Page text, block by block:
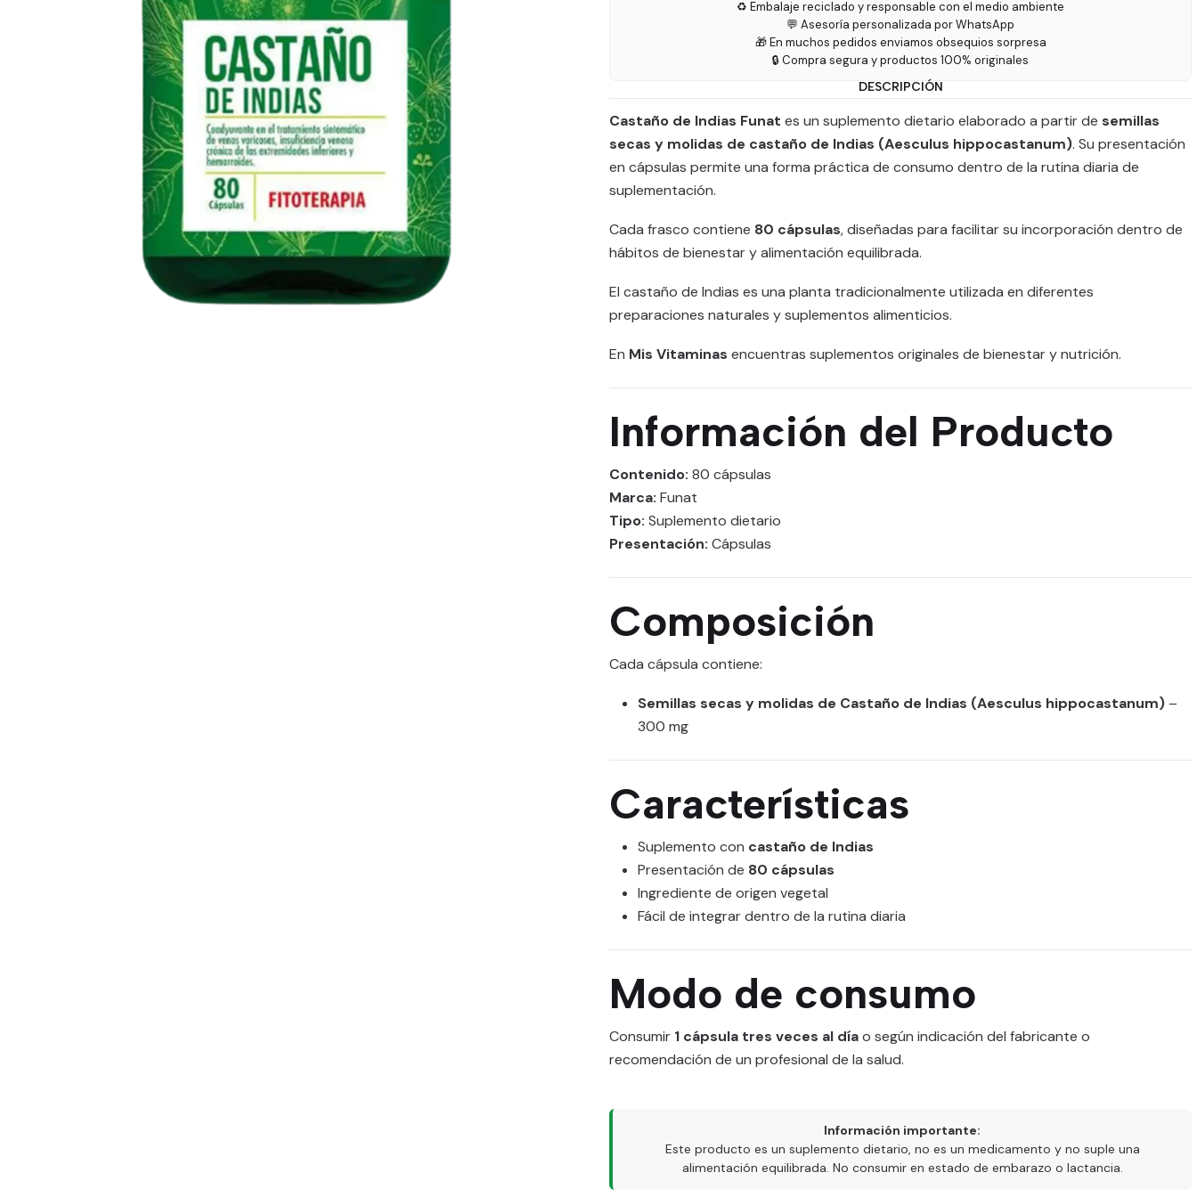
♻️ Embalaje reciclado y responsable con el medio ambiente
💬 Asesoría personalizada por WhatsApp
🎁 En muchos pedidos enviamos obsequios sorpresa
🔒 Compra segura y productos 100% originales
DESCRIPCIÓN
Castaño de Indias Funat es un suplemento dietario elaborado a partir de semillas
secas y molidas de castaño de Indias (Aesculus hippocastanum). Su presentación
en cápsulas permite una forma práctica de consumo dentro de la rutina diaria de
suplementación.
Cada frasco contiene 80 cápsulas, diseñadas para facilitar su incorporación dentro de
hábitos de bienestar y alimentación equilibrada.
El castaño de Indias es una planta tradicionalmente utilizada en diferentes
preparaciones naturales y suplementos alimenticios.
En Mis Vitaminas encuentras suplementos originales de bienestar y nutrición.
Información del Producto
Contenido: 80 cápsulas
Marca: Funat
Tipo: Suplemento dietario
Presentación: Cápsulas
Composición
Cada cápsula contiene:
Semillas secas y molidas de Castaño de Indias (Aesculus hippocastanum) –
300 mg
Características
Suplemento con castaño de Indias
Presentación de 80 cápsulas
Ingrediente de origen vegetal
Fácil de integrar dentro de la rutina diaria
Modo de consumo
Consumir 1 cápsula tres veces al díao según indicación del fabricante o
recomendación de un profesional de la salud.
Información importante:
Este producto es un suplemento dietario, no es un medicamento y no suple una
alimentación equilibrada. No consumir en estado de embarazo o lactancia.